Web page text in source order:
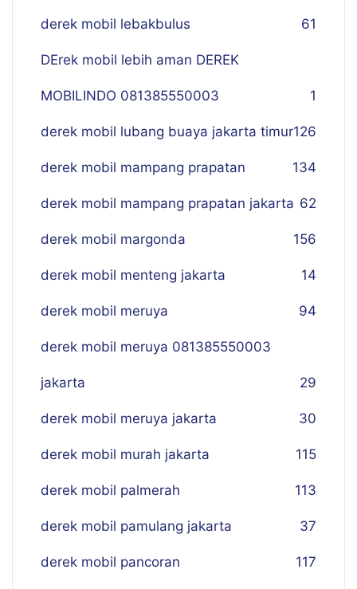
derek mobil lebakbulus 61
DErek mobil lebih aman DEREK
MOBILINDO 081385550003 1
derek mobil lubang buaya jakarta timur126
derek mobil mampang prapatan 134
derek mobil mampang prapatan jakarta 62
derek mobil margonda 156
derek mobil menteng jakarta 14
derek mobil meruya 94
derek mobil meruya 081385550003
jakarta 29
derek mobil meruya jakarta 30
derek mobil murah jakarta 115
derek mobil palmerah 113
derek mobil pamulang jakarta 37
derek mobil pancoran 117